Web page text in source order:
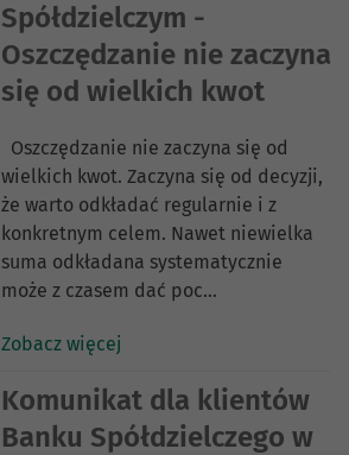
Spółdzielczym -
Oszczędzanie nie zaczyna
się od wielkich kwot
Oszczędzanie nie zaczyna się od
wielkich kwot. Zaczyna się od decyzji,
że warto odkładać regularnie i z
konkretnym celem. Nawet niewielka
suma odkładana systematycznie
może z czasem dać poc…
Zobacz więcej
DATA PUBLIKACJI:
Komunikat dla klientów
Banku Spółdzielczego w